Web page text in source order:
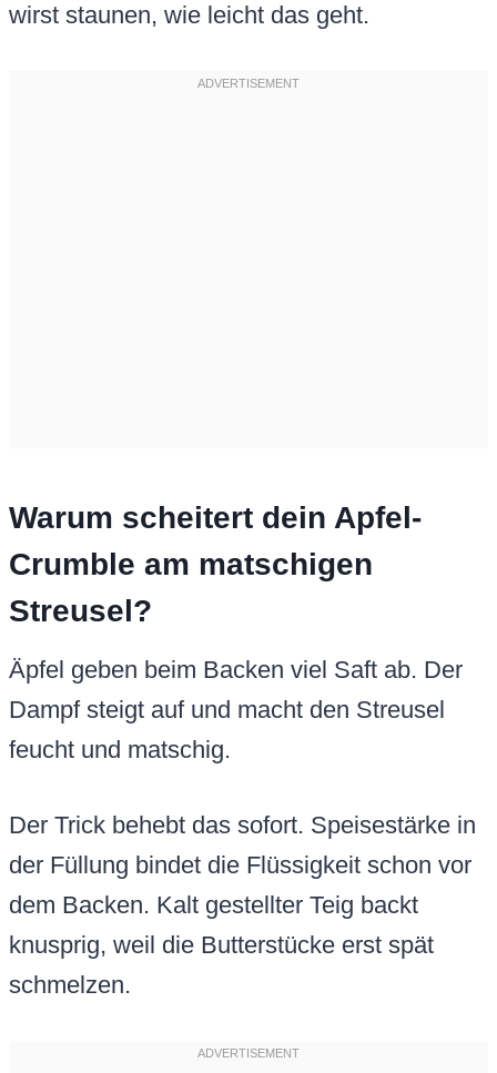
wirst staunen, wie leicht das geht.
Warum scheitert dein Apfel-
Crumble am matschigen
Streusel?
Äpfel geben beim Backen viel Saft ab. Der
Dampf steigt auf und macht den Streusel
feucht und matschig.
Der Trick behebt das sofort. Speisestärke in
der Füllung bindet die Flüssigkeit schon vor
dem Backen. Kalt gestellter Teig backt
knusprig, weil die Butterstücke erst spät
schmelzen.